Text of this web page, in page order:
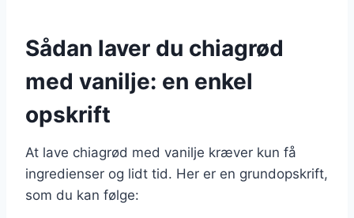
Sådan laver du chiagrød
med vanilje: en enkel
opskrift
At lave chiagrød med vanilje kræver kun få
ingredienser og lidt tid. Her er en grundopskrift,
som du kan følge: